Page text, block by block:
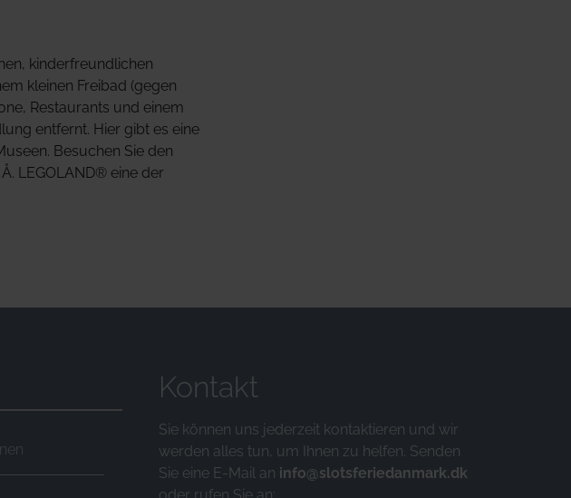
kinderfreundlichen
kleinen Freibad (gegen
Restaurants und einem
entfernt. Hier gibt es eine
Besuchen Sie den
LEGOLAND® eine der
Kontakt
Sie können uns jederzeit kontaktieren und wir
werden alles tun, um Ihnen zu helfen. Senden
Sie eine E-Mail an info@slotsferiedanmark.dk